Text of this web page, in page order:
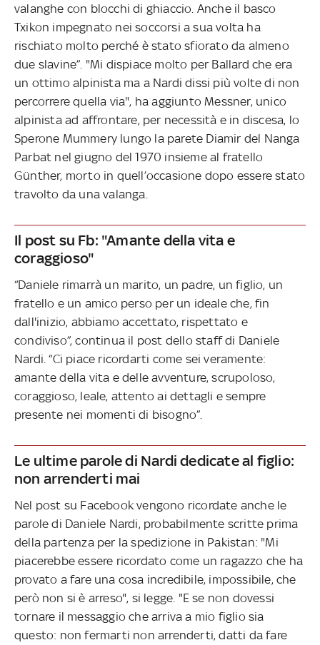
valanghe con blocchi di ghiaccio. Anche il basco
Txikon impegnato nei soccorsi a sua volta ha
rischiato molto perché è stato sfiorato da almeno
due slavine”. "Mi dispiace molto per Ballard che era
un ottimo alpinista ma a Nardi dissi più volte di non
percorrere quella via", ha aggiunto Messner, unico
alpinista ad affrontare, per necessità e in discesa, lo
Sperone Mummery lungo la parete Diamir del Nanga
Parbat nel giugno del 1970 insieme al fratello
Günther, morto in quell’occasione dopo essere stato
travolto da una valanga.
Il post su Fb: "Amante della vita e
coraggioso"
“Daniele rimarrà un marito, un padre, un figlio, un
fratello e un amico perso per un ideale che, fin
dall'inizio, abbiamo accettato, rispettato e
condiviso”, continua il post dello staff di Daniele
Nardi. “Ci piace ricordarti come sei veramente:
amante della vita e delle avventure, scrupoloso,
coraggioso, leale, attento ai dettagli e sempre
presente nei momenti di bisogno”.
Le ultime parole di Nardi dedicate al figlio:
non arrenderti mai
Nel post su Facebook vengono ricordate anche le
parole di Daniele Nardi, probabilmente scritte prima
della partenza per la spedizione in Pakistan: "Mi
piacerebbe essere ricordato come un ragazzo che ha
provato a fare una cosa incredibile, impossibile, che
però non si è arreso", si legge. "E se non dovessi
tornare il messaggio che arriva a mio figlio sia
questo: non fermarti non arrenderti, datti da fare